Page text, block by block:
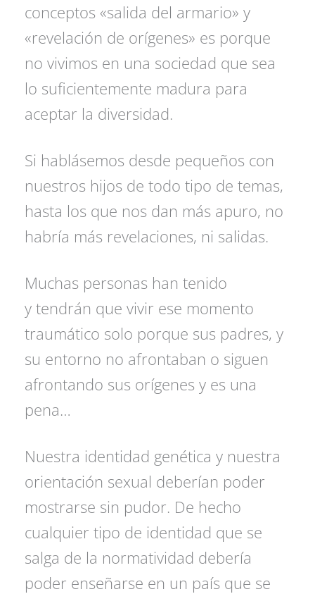
conceptos «salida del armario» y
«revelación de orígenes» es porque
no vivimos en una sociedad que sea
lo suficientemente madura para
aceptar la diversidad.
Si hablásemos desde pequeños con
nuestros hijos de todo tipo de temas,
hasta los que nos dan más apuro, no
habría más revelaciones, ni salidas.
Muchas personas han tenido
y tendrán que vivir ese momento
traumático solo porque sus padres, y
su entorno no afrontaban o siguen
afrontando sus orígenes y es una
pena…
Nuestra identidad genética y nuestra
orientación sexual deberían poder
mostrarse sin pudor. De hecho
cualquier tipo de identidad que se
salga de la normatividad debería
poder enseñarse en un país que se